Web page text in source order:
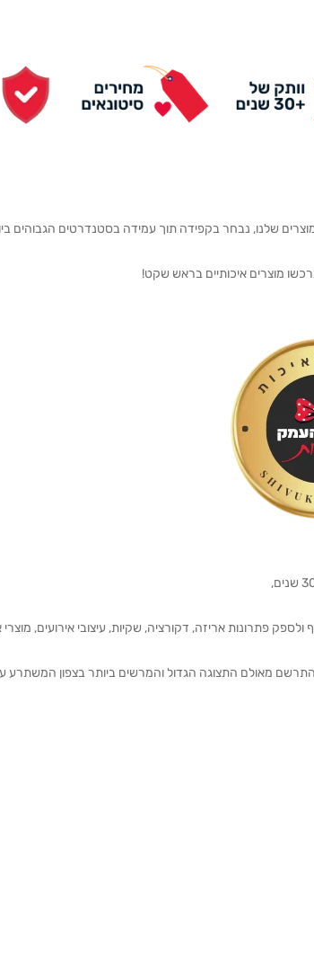
שלנו, נבחר בקפידה תוך עמידה בסטנדרטים הגבוהים
מוצרים איכותיים בראש שקט!
ולספק פתרונות אריזה, דקורציה, שקיות, עיצובי אירועים,